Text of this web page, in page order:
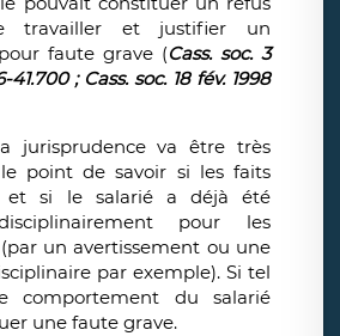
travailler et justifier un
faute grave (Cass. soc. 3
; Cass. soc. 18 fév. 1998
jurisprudence va être très
point de savoir si les faits
et si le salarié a déjà été
pour les
un avertissement ou une
par exemple). Si tel
comportement du salarié
une faute grave.